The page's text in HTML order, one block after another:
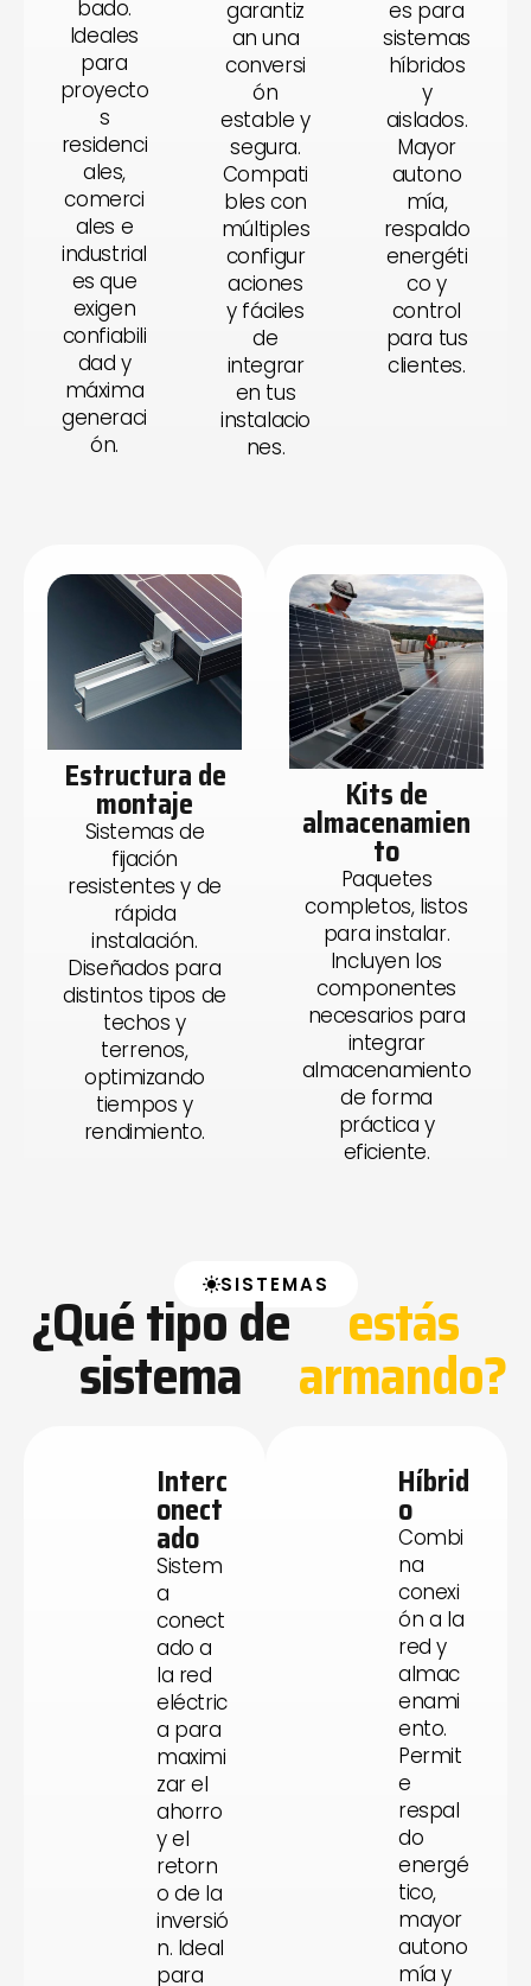
bado.
Ideales
para
proyecto
s
residenci
ales,
comerci
ales e
industrial
es que
exigen
confiabili
dad y
máxima
generaci
ón.
garantiz
an una
conversi
ón
estable y
segura.
Compati
bles con
múltiples
configur
aciones
y fáciles
de
integrar
en tus
instalacio
nes.
es para
sistemas
híbridos
y
aislados.
Mayor
autono
mía,
respaldo
energéti
co y
control
para tus
clientes.
Estructura de
montaje
Sistemas de
fijación
resistentes y de
rápida
instalación.
Diseñados para
distintos tipos de
techos y
terrenos,
optimizando
tiempos y
rendimiento.
Kits de
almacenamien
to
Paquetes
completos, listos
para instalar.
Incluyen los
componentes
necesarios para
integrar
almacenamiento
de forma
práctica y
eficiente.
SISTEMAS
¿Qué tipo de
sistema
estás
armando?
Interc
onect
ado
Sistem
a
conect
ado a
la red
eléctric
a para
maximi
zar el
ahorro
y el
retorn
o de la
inversió
n. Ideal
para
Híbrid
o
Combi
na
conexi
ón a la
red y
almac
enami
ento.
Permit
e
respal
do
energé
tico,
mayor
autono
mía y